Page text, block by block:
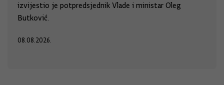
izvijestio je potpredsjednik Vlade i ministar Oleg
Butković.
08.08.2026.